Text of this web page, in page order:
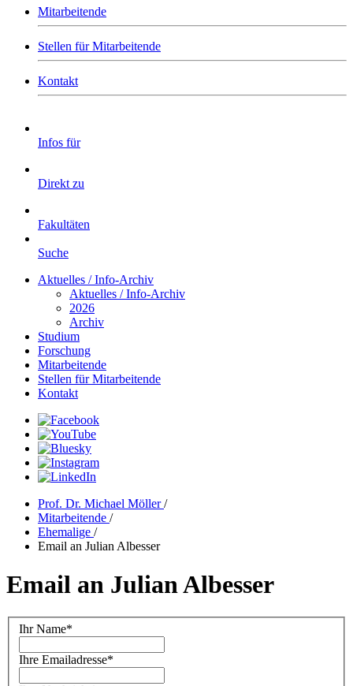
Mitarbeitende
Stellen für Mitarbeitende
Kontakt
Infos für
Direkt zu
Fakultäten
Suche
Aktuelles / Info-Archiv
Aktuelles / Info-Archiv
2026
Archiv
Studium
Forschung
Mitarbeitende
Stellen für Mitarbeitende
Kontakt
Prof. Dr. Michael Möller/
Mitarbeitende /
Ehemalige /
Email an Julian Albesser
Email an Julian Albesser
Ihr Name*
Ihre Emailadresse*